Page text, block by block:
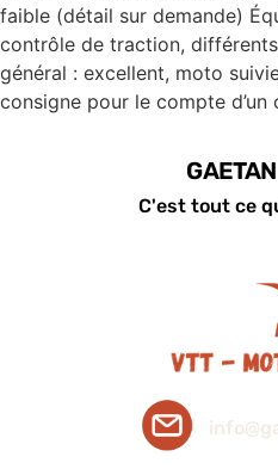
faible (détail sur demande)
contrôle de traction,
général : excellent, moto
consigne pour le compte d’un
C'est tout ce